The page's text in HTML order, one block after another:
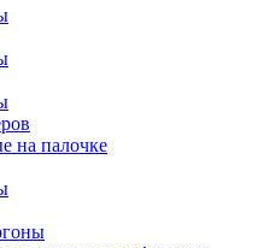
на палочке